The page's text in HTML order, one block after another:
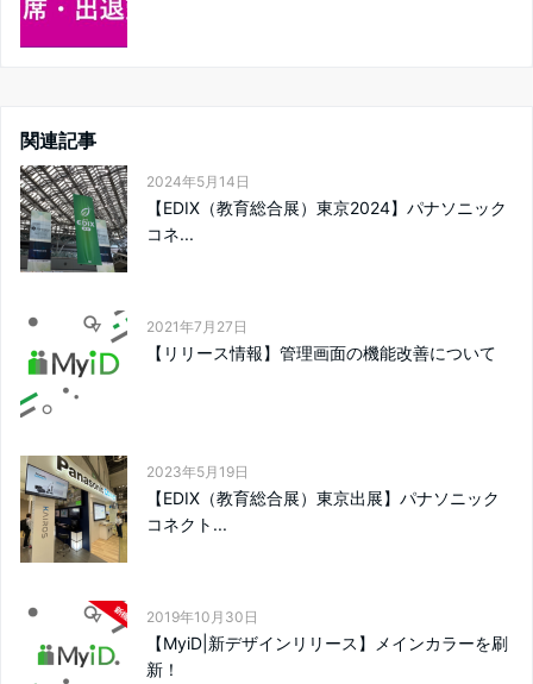
関連記事
2024年5月14日
【EDIX（教育総合展）東京2024】パナソニック
コネ...
2021年7月27日
【リリース情報】管理画面の機能改善について
2023年5月19日
【EDIX（教育総合展）東京出展】パナソニック
コネクト...
2019年10月30日
【MyiD|新デザインリリース】メインカラーを刷
新！